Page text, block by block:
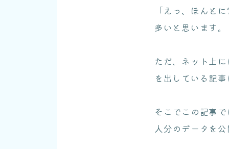
「えっ、ほんと
多いと思います。
ただ、ネット上
を出している記
そこでこの記事
人分のデータを